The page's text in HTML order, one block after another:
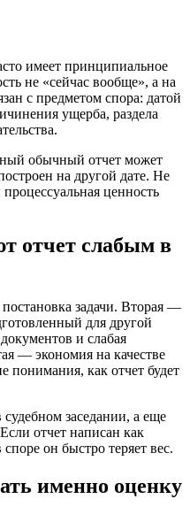
имеет принципиальное
не «сейчас вообще», а на
с предметом спора: датой
ущерба, раздела
обычный отчет может
на другой дате. Не
ценность
отчет слабым в
задачи. Вторая —
для другой
и слабая
— экономия на качестве
понимания, как отчет будет
заседании, а еще
отчет написан как
он быстро теряет вес.
именно оценку